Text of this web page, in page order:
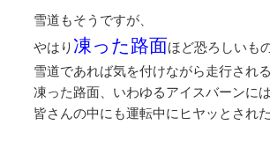
雪道もそうですが、
やはり 凍った路面ほど恐ろしいも
雪道であれば気を付けながら走行され
凍った路面、いわゆるアイスバーンに
皆さんの中にも運転中にヒヤッとされ